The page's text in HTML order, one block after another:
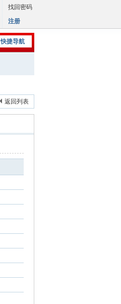
找回密码
注册
快捷导航
返回列表